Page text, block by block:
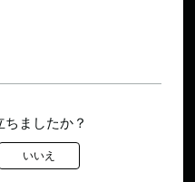
ましたか？
いいえ